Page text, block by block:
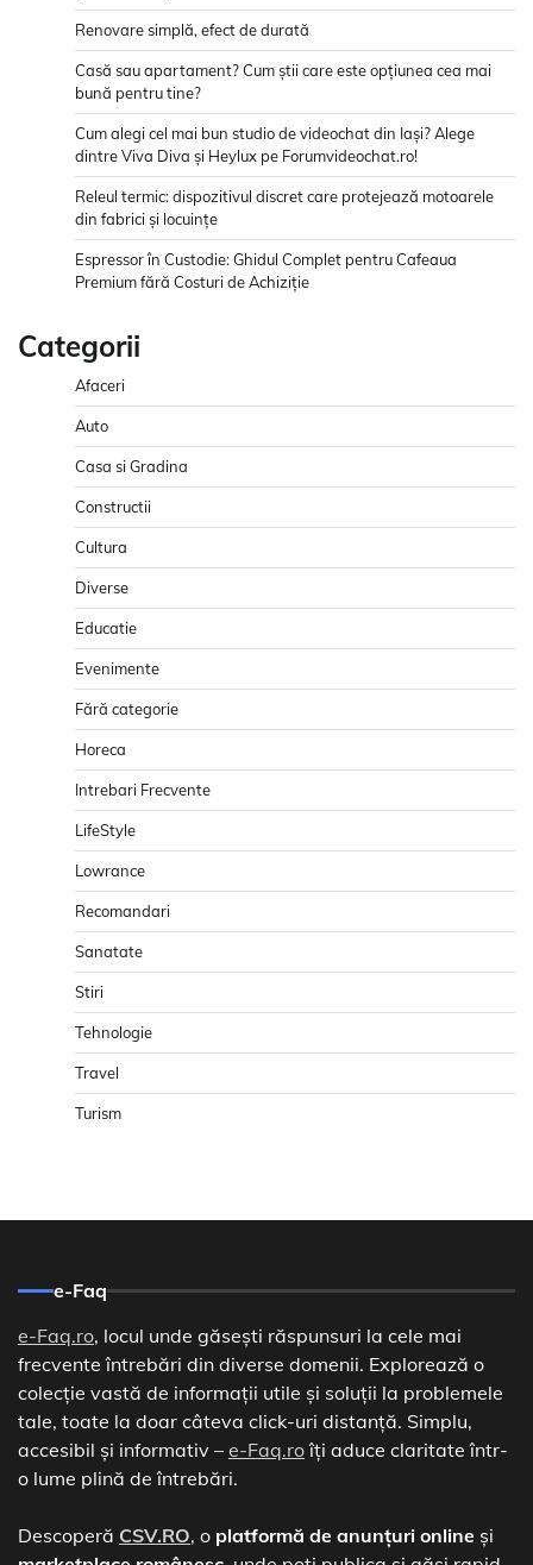
Renovare simplă, efect de durată
Casă sau apartament? Cum știi care este opțiunea cea mai
bună pentru tine?
Cum alegi cel mai bun studio de videochat din Iași? Alege
dintre Viva Diva și Heylux pe Forumvideochat.ro!
Releul termic: dispozitivul discret care protejează motoarele
din fabrici și locuințe
Espressor în Custodie: Ghidul Complet pentru Cafeaua
Premium fără Costuri de Achiziție
Categorii
Afaceri
Auto
Casa si Gradina
Constructii
Cultura
Diverse
Educatie
Evenimente
Fără categorie
Horeca
Intrebari Frecvente
LifeStyle
Lowrance
Recomandari
Sanatate
Stiri
Tehnologie
Travel
Turism
e-Faq
e-Faq.ro, locul unde găsești răspunsuri la cele mai
frecvente întrebări din diverse domenii. Explorează o
colecție vastă de informații utile și soluții la problemele
tale, toate la doar câteva click-uri distanță. Simplu,
accesibil și informativ – e-Faq.roîți aduce claritate într-
o lume plină de întrebări.
Descoperă CSV.RO, o platformă de anunțuri online și